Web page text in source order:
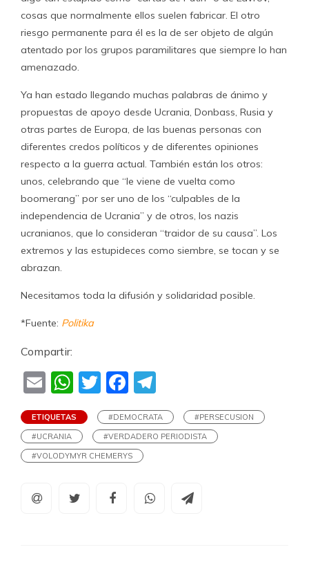
cosas que normalmente ellos suelen fabricar. El otro
riesgo permanente para él es la de ser objeto de algún
atentado por los grupos paramilitares que siempre lo han
amenazado.
Ya han estado llegando muchas palabras de ánimo y
propuestas de apoyo desde Ucrania, Donbass, Rusia y
otras partes de Europa, de las buenas personas con
diferentes credos políticos y de diferentes opiniones
respecto a la guerra actual. También están los otros:
unos, celebrando que “le viene de vuelta como
boomerang” por ser uno de los “culpables de la
independencia de Ucrania” y de otros, los nazis
ucranianos, que lo consideran “traidor de su causa”. Los
extremos y las estupideces como siembre, se tocan y se
abrazan.
Necesitamos toda la difusión y solidaridad posible.
*Fuente: Politika
Compartir:
EmailWhatsApp
TwitterFacebook
ETIQUETAS #DEMOCRATA
#PERSECUSION
#UCRANIA
#VERDADERO PERIODISTA
#VOLODYMYR CHEMERYS